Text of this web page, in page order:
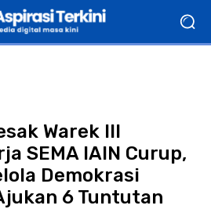
Warek III
SEMA IAIN Curup,
Demokrasi
6 Tuntutan